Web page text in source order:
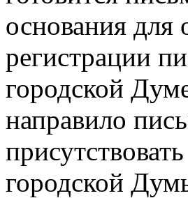
основания для
регистрации
городской
направило
городской